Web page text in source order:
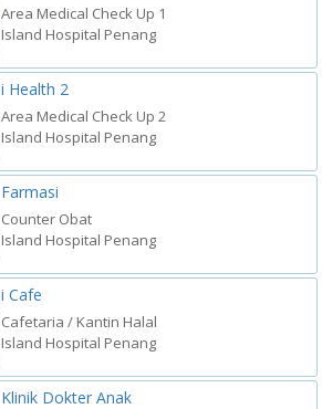
Area Medical Check Up 1
Island Hospital Penang
i Health 2
Area Medical Check Up 2
Island Hospital Penang
Farmasi
Counter Obat
Island Hospital Penang
i Cafe
Cafetaria / Kantin Halal
Island Hospital Penang
Klinik Dokter Anak